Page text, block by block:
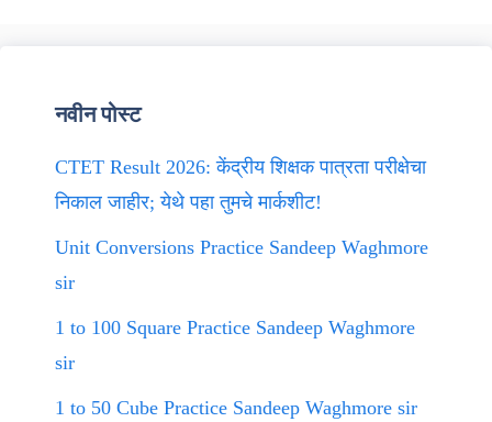
नवीन पोस्ट
CTET Result 2026: केंद्रीय शिक्षक पात्रता परीक्षेचा
निकाल जाहीर; येथे पहा तुमचे मार्कशीट!
Unit Conversions Practice Sandeep Waghmore
sir
1 to 100 Square Practice Sandeep Waghmore
sir
1 to 50 Cube Practice Sandeep Waghmore sir